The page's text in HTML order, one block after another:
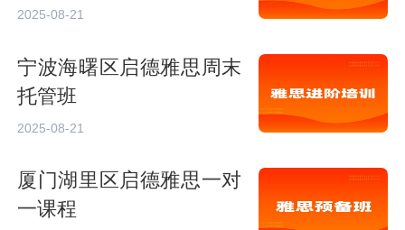
2025-08-21
宁波海曙区启德雅思周末
托管班
2025-08-21
厦门湖里区启德雅思一对
一课程